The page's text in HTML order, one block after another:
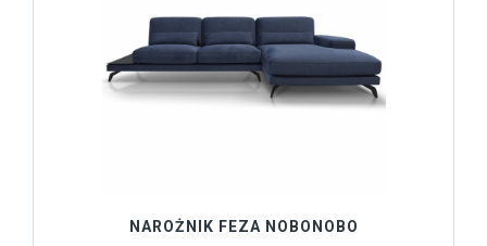
NAROŻNIK FEZA NOBONOBO